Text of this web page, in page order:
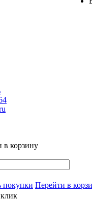
в корзину
покупки Перейти в